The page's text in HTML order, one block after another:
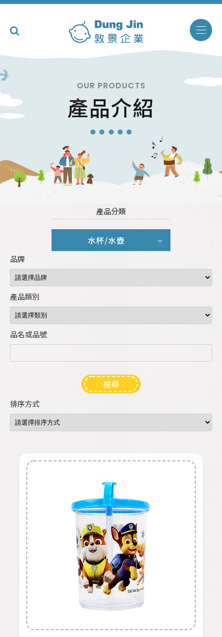
OUR PRODUCTS
產品介紹
產品分類
水杯/水壺
品牌
產品類別
品名或品號
搜尋
排序方式